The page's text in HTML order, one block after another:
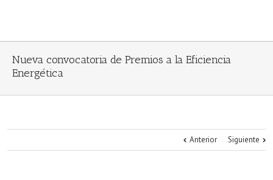
Nueva convocatoria de Premios a la Eficiencia
Energética
Anterior Siguiente